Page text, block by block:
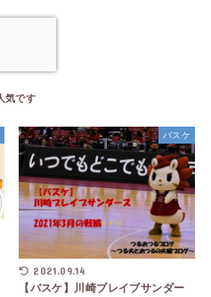
バスケ
2021.09.14
【バスケ】川崎ブレイブサンダー